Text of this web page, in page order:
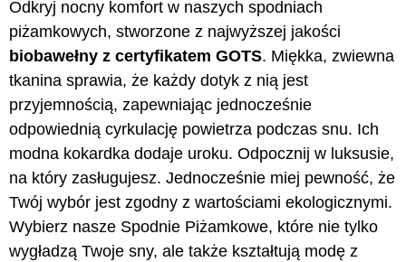
Odkryj nocny komfort w naszych spodniach
piżamkowych, stworzone z najwyższej jakości
biobawełny z certyfikatem GOTS. Miękka, zwiewna
tkanina sprawia, że każdy dotyk z nią jest
przyjemnością, zapewniając jednocześnie
odpowiednią cyrkulację powietrza podczas snu. Ich
modna kokardka dodaje uroku. Odpocznij w luksusie,
na który zasługujesz. Jednocześnie miej pewność, że
Twój wybór jest zgodny z wartościami ekologicznymi.
Wybierz nasze Spodnie Piżamkowe, które nie tylko
wygładzą Twoje sny, ale także kształtują modę z